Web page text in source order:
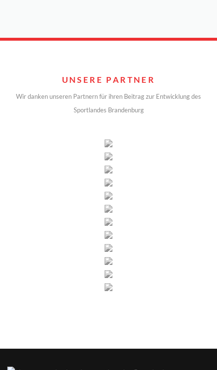
UNSERE PARTNER
Wir danken unseren Partnern für ihren Beitrag zur Entwicklung des
Sportlandes Brandenburg